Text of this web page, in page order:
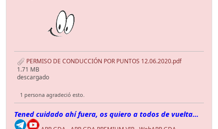
PERMISO DE CONDUCCIÓN POR PUNTOS 12.06.2020.pdf
1.71 MB
descargado
1 persona agradeció esto.
Tened cuidado ahí fuera, os quiero a todos de vuelta...